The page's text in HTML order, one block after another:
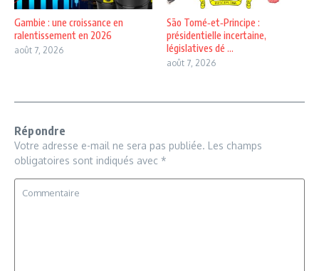
Gambie : une croissance en
ralentissement en 2026
août 7, 2026
São Tomé‑et‑Principe :
présidentielle incertaine,
législatives dé ...
août 7, 2026
Répondre
Votre adresse e-mail ne sera pas publiée. Les champs
obligatoires sont indiqués avec *